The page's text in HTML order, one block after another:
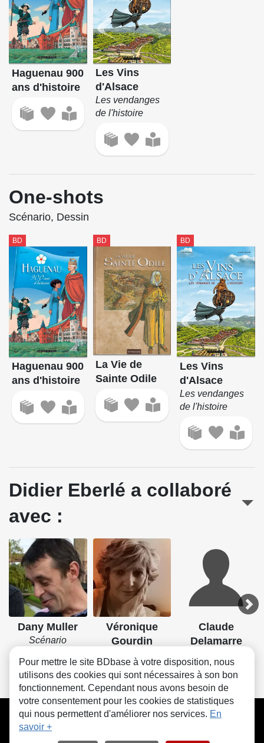
Haguenau 900
ans d'histoire
Les Vins
d'Alsace
Les vendanges
de l'histoire
One-shots
Scénario, Dessin
BD
Haguenau 900
ans d'histoire
BD
La Vie de
Sainte Odile
BD
Les Vins
d'Alsace
Les vendanges
de l'histoire
Didier Eberlé a collaboré
avec :
Dany Muller
Scénario
Véronique
Gourdin
Claude
Delamarre
CGU FAQ Contact Cookies
Pour mettre le site BDbase à votre disposition, nous
utilisons des cookies qui sont nécessaires à son bon
fonctionnement. Cependant nous avons besoin de
votre consentement pour les cookies de statistiques
qui nous permettent d'améliorer nos services. En
savoir +